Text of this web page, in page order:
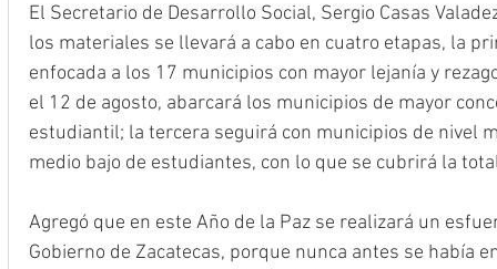
El Secretario de Desarrollo Social, Sergio Casas
los materiales se llevará a cabo en cuatro etapas, la
enfocada a los 17 municipios con mayor lejanía y
el 12 de agosto, abarcará los municipios de mayor
estudiantil; la tercera seguirá con municipios de nivel
medio bajo de estudiantes, con lo que se cubrirá la
Agregó que en este Año de la Paz se realizará un
Gobierno de Zacatecas, porque nunca antes se había